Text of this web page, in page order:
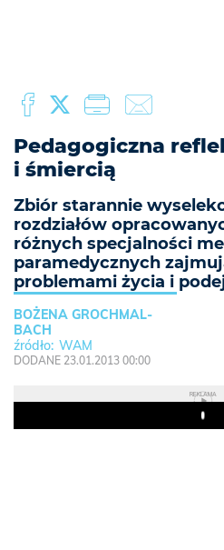
Pedagogiczna
i śmiercią
Zbiór starannie
rozdziałów
różnych specjalności
paramedycznych
problemami życia i
BOŻENA GROCHMAL-
BACH
WAM
DODANE 23.01.2013 00:00
REKLAMA